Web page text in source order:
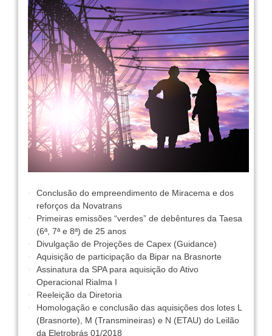
Conclusão do empreendimento de Miracema e dos
reforços da Novatrans
Primeiras emissões “verdes” de debêntures da Taesa
(6ª, 7ª e 8ª) de 25 anos
Divulgação de Projeções de Capex (Guidance)
Aquisição de participação da Bipar na Brasnorte
Assinatura da SPA para aquisição do Ativo
Operacional Rialma I
Reeleição da Diretoria
Homologação e conclusão das aquisições dos lotes L
(Brasnorte), M (Transmineiras) e N (ETAU) do Leilão
da Eletrobrás 01/2018